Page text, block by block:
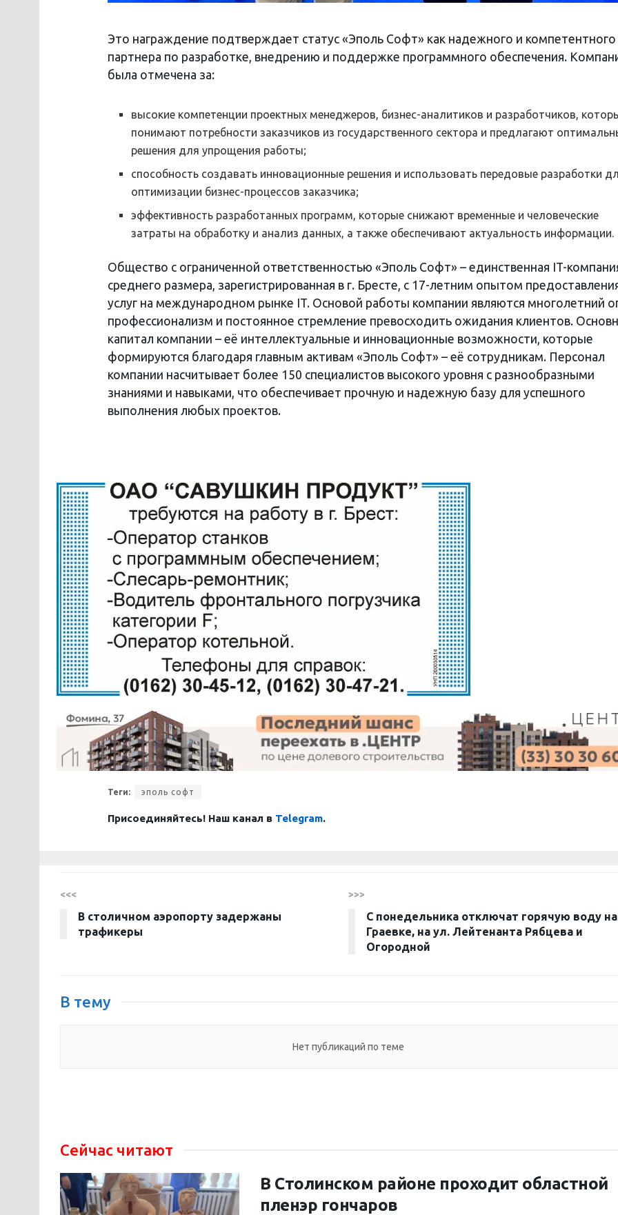
Это награждение подтверждает статус «Эполь Софт» как надежного и компетентного
партнера по разработке, внедрению и поддержке программного обеспечения.
была отмечена за:
высокие компетенции проектных менеджеров, бизнес-аналитиков и разработчиков,
понимают потребности заказчиков из государственного сектора и предлагают
решения для упрощения работы;
способность создавать инновационные решения и использовать передовые разработки
оптимизации бизнес-процессов заказчика;
эффективность разработанных программ, которые снижают временные и человеческие
затраты на обработку и анализ данных, а также обеспечивают актуальность информации.
Общество с ограниченной ответственностью «Эполь Софт» – единственная IT-
среднего размера, зарегистрированная в г. Бресте, с 17-летним опытом
услуг на международном рынке IT. Основой работы компании являются многолетний
профессионализм и постоянное стремление превосходить ожидания клиентов.
капитал компании – её интеллектуальные и инновационные возможности, которые
формируются благодаря главным активам «Эполь Софт» – её сотрудникам. Персонал
компании насчитывает более 150 специалистов высокого уровня с разнообразными
знаниями и навыками, что обеспечивает прочную и надежную базу для успешного
выполнения любых проектов.
Теги: эполь софт
Присоединяйтесь! Наш канал в Telegram.
<<<
В столичном аэропорту задержаны
трафикеры
>>>
С понедельника отключат горячую воду на
Граевке, на ул. Лейтенанта Рябцева и
Огородной
В тему
Нет публикаций по теме
Сейчас читают
В Столинском районе проходит областной
пленэр гончаров